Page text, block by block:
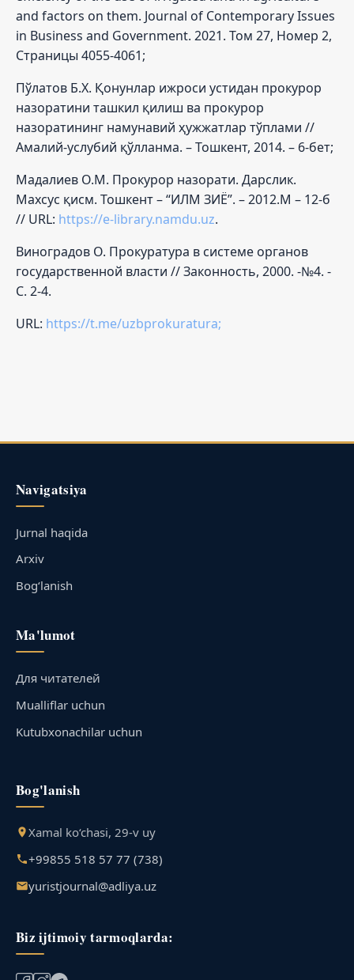
and factors on them. Journal of Contemporary Issues
in Business and Government. 2021. Том 27, Номер 2,
Страницы 4055-4061;
Пўлатов Б.Х. Қонунлар ижроси устидан прокурор
назоратини ташкил қилиш ва прокурор
назоратининг намунавий ҳужжатлар тўплами //
Амалий-услубий қўлланма. – Тошкент, 2014. – 6-бет;
Мадалиев О.М. Прокурор назорати. Дарслик.
Махсус қисм. Тошкент – “ИЛМ ЗИЁ”. – 2012.М – 12-б
// URL: https://e-library.namdu.uz.
Виноградов О. Прокуратура в системе органов
государственной власти // Законность, 2000. -№4. -
С. 2-4.
URL: https://t.me/uzbprokuratura;
Navigatsiya
Jurnal haqida
Arxiv
Bog‘lanish
Ma'lumot
Для читателей
Mualliflar uchun
Kutubxonachilar uchun
Bog'lanish
Xamal ko‘chasi, 29-v uy
+99855 518 57 77 (738)
yuristjournal@adliya.uz
Biz ijtimoiy tarmoqlarda: